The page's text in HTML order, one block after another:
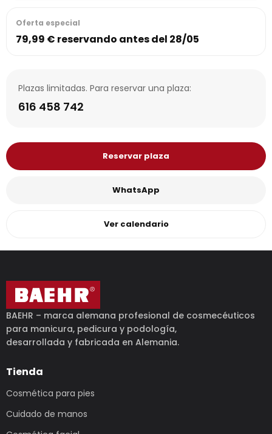
Oferta especial
79,99 € reservando antes del 28/05
Plazas limitadas. Para reservar una plaza:
616 458 742
Reservar plaza
WhatsApp
Ver calendario
BAEHR – marca alemana profesional de cosmecéuticos
para manicura, pedicura y podología,
desarrollada y fabricada en Alemania.
Tienda
Cosmética para pies
Cuidado de manos